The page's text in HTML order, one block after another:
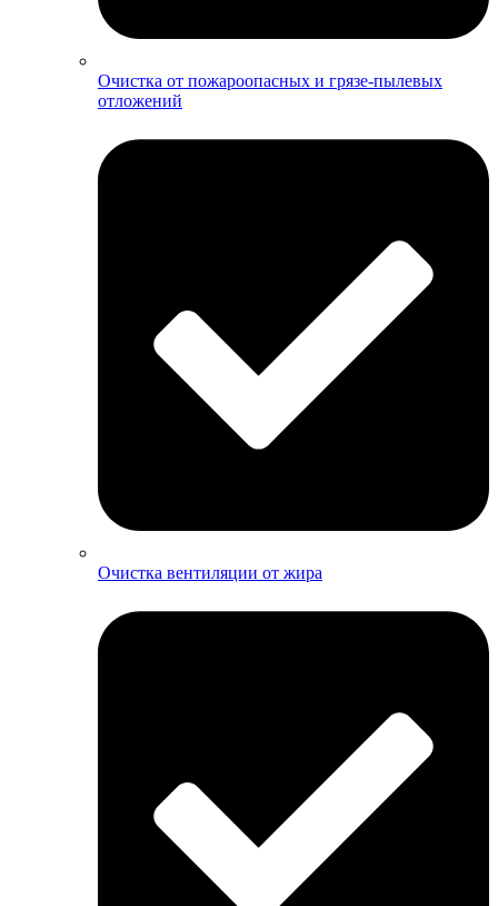
Очистка от пожароопасных и грязе-пылевых
отложений
Очистка вентиляции от жира